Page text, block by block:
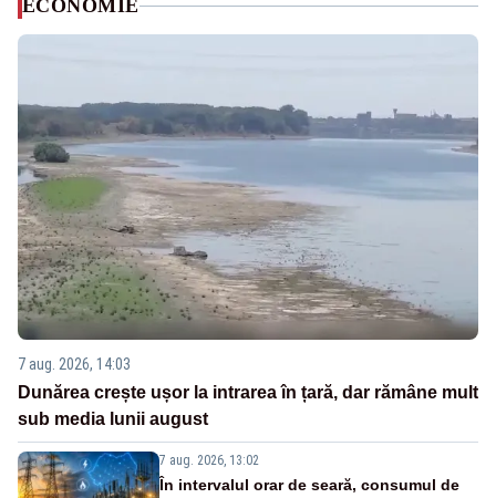
ECONOMIE
7 aug. 2026, 14:03
Dunărea crește ușor la intrarea în țară, dar rămâne mult
sub media lunii august
7 aug. 2026, 13:02
În intervalul orar de seară, consumul de